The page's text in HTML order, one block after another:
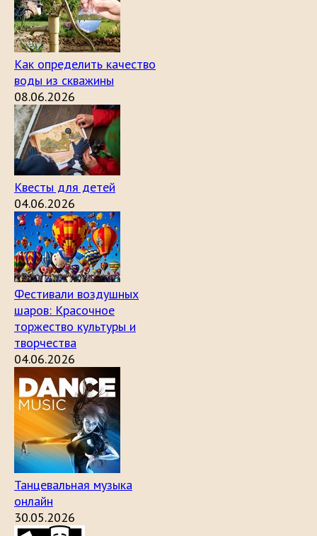
Как определить качество
воды из скважины
08.06.2026
Квесты для детей
04.06.2026
Фестивали воздушных
шаров: Красочное
торжество культуры и
творчества
04.06.2026
Танцевальная музыка
онлайн
30.05.2026